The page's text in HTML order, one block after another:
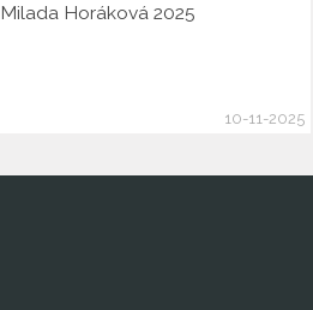
Milada Horáková 2025
10-11-2025